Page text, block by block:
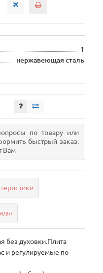
1
нержавеющая сталь
по товару или
быстрый заказ.
Вам
без духовки.Плита
и регулируемые по